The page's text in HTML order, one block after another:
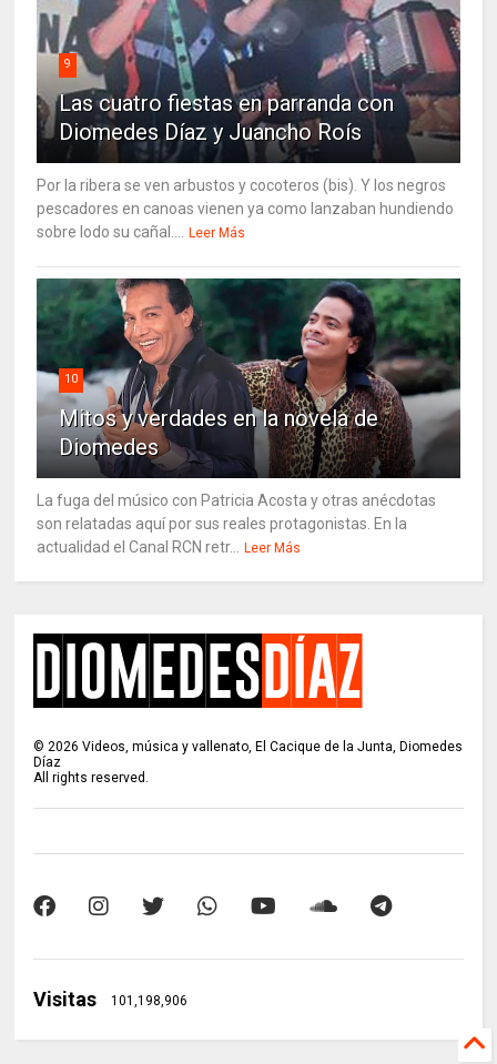
9
Las cuatro fiestas en parranda con
Diomedes Díaz y Juancho Roís
Por la ribera se ven arbustos y cocoteros (bis). Y los negros
pescadores en canoas vienen ya como lanzaban hundiendo
sobre lodo su cañal....
Leer Más
10
Mitos y verdades en la novela de
Diomedes
La fuga del músico con Patricia Acosta y otras anécdotas
son relatadas aquí por sus reales protagonistas. En la
actualidad el Canal RCN retr...
Leer Más
© 2026 Videos, música y vallenato, El Cacique de la Junta, Diomedes
Díaz
All rights reserved.
Visitas 101,198,906